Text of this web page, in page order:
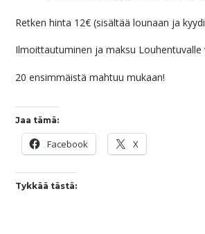
Retken hinta 12€ (sisältää lounaan ja
Ilmoittautuminen ja maksu Louhentuvalle
20 ensimmäistä mahtuu mukaan!
Jaa tämä:
Facebook X
Tykkää tästä: